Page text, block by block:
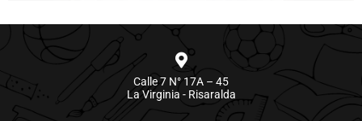
Calle 7 N° 17A – 45
La Virginia - Risaralda